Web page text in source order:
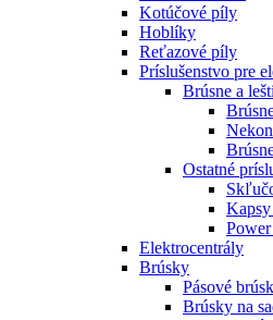
Kotúčové píly
Hoblíky
Reťazové píly
Príslušenstvo pre
Brúsne a
Ostatné
Kapsy
Elektrocentrály
Brúsky
Pásové
Brúsky na